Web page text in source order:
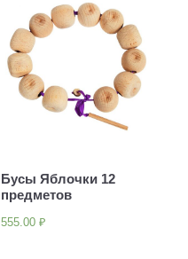
Бусы Яблочки 12
предметов
555.00 ₽